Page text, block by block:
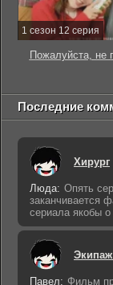
1 сезон 12 серия
Пожалуйста, не
Последние
Хирург
Люда: Опять
заканчивается
сериала якобы о
Экипаж
Павел: Фильм